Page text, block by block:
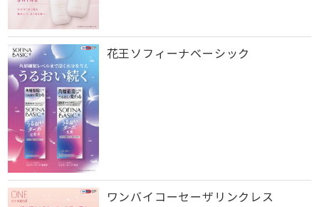
花王ソフィーナベーシック
ワンバイコーセーザリンクレス